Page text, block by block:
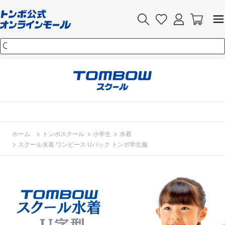
ホーム > トンボスクール > 小学生 > 水着
> スクール水着 ワンピース Uバック トンボ学生服